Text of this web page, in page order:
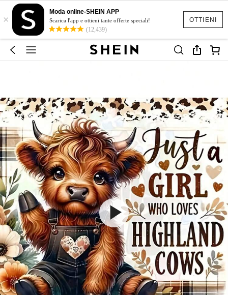
OTTIENI
×
Moda online-SHEIN APP
Scarica l'app e ottieni tante offerte speciali!
(12,439)